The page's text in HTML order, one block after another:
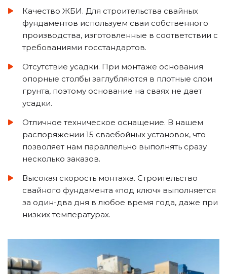
Качество ЖБИ. Для строительства свайных
фундаментов используем сваи собственного
производства, изготовленные в соответствии с
требованиями госстандартов.
Отсутствие усадки. При монтаже основания
опорные столбы заглубляются в плотные слои
грунта, поэтому основание на сваях не дает
усадки.
Отличное техническое оснащение. В нашем
распоряжении 15 сваебойных установок, что
позволяет нам параллельно выполнять сразу
несколько заказов.
Высокая скорость монтажа. Строительство
свайного фундамента «под ключ» выполняется
за один-два дня в любое время года, даже при
низких температурах.